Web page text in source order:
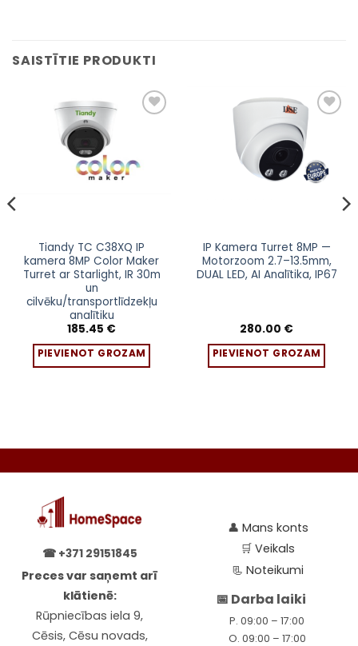
SAISTĪTIE PRODUKTI
Tiandy TC C38XQ IP
kamera 8MP Color Maker
Turret ar Starlight, IR 30m
un
cilvēku/transportlīdzekļu
analītiku
185.45 €
PIEVIENOT GROZAM
Pievienot
sarakstam
IP Kamera Turret 8MP —
Motorzoom 2.7–13.5mm,
DUAL LED, AI Analītika, IP67
280.00 €
PIEVIENOT GROZAM
☎ +371 29151845
Preces var saņemt arī
klātienē:
Rūpniecības iela 9,
Cēsis, Cēsu novads,
👤 Mans konts
🛒Veikals
📃Noteikumi
📅 Darba laiki
P. 09:00 – 17:00
O. 09:00 – 17:00